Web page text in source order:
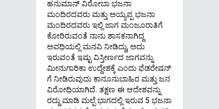
ಹನುಮಾನ್ ವಿಠೋಬಾ ಭಜನಾ
ಮಂದಿರದವರು ಮತ್ತು ಅಯ್ಯಪ್ಪ ಭಜನಾ
ಮಂದಿರದವರು ಇಲ್ಲಿ ಜಾಗ ಮಂಜೂರಾತಿಗೆ
ಕೋರಿರುವಂತೆ ನಾನು ಶಾಸಕನಾಗಿದ್ದ
ಅವಧಿಯಲ್ಲಿ ಮನವಿ ನೀಡಿದ್ದು, ಅದು
ಇರುವಂತೆ ಇಷ್ಟು ವಿಸ್ತೀರ್ಣದ ಜಾಗವನ್ನು
ಮೀನುಗಾರಿಕಾ ಉದ್ದೇಶಕ್ಕೆ ಎಂದು ಫೆಡರೇಷನ್
ಗೆ ನೀಡಿರುವುದು ಕಾನೂನುಬಾಹಿರ ಮತ್ತು ಜನ
ವಿರೋಧಿಯಾಗಿದೆ. ತಕ್ಷಣ ಈ ಆದೇಶವನ್ನು
ರದ್ದು ಮಾಡಿ ಮಲ್ಪೆ ಭಾಗದಲ್ಲಿ ಇರುವ 5 ಭಜನಾ